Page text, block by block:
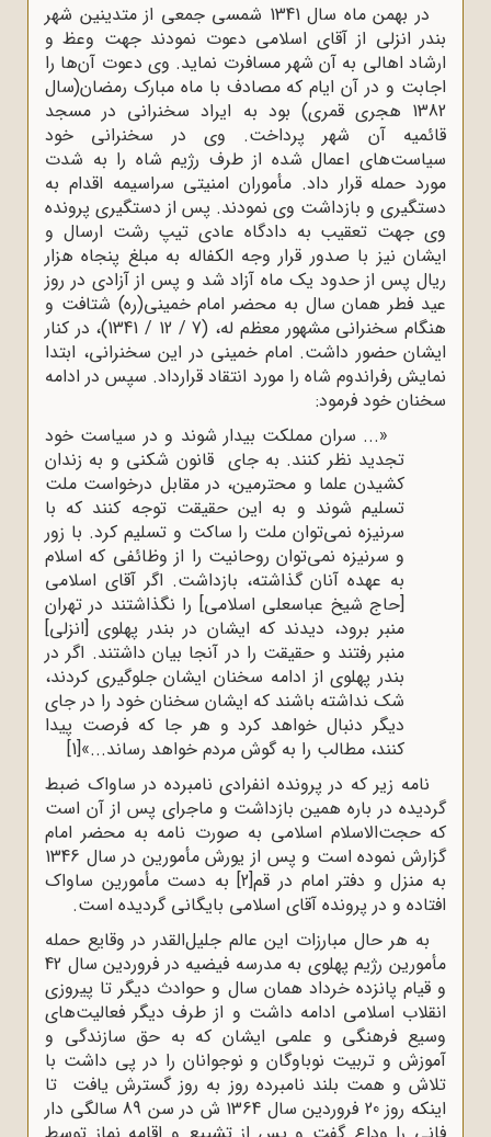
در بهمن‌ ماه سال 1341 شمسی جمعی از متدینین شهر
بندر انزلی از آقای اسلامی دعوت نمودند جهت وعظ و
ارشاد اهالی به آن شهر مسافرت نماید. وی دعوت آن‌ها را
اجابت و در آن ایام که مصادف با ماه مبارک رمضان(سال
1382 هجری قمری) بود به ایراد سخنرانی در مسجد
قائمیه آن شهر پرداخت. وی در سخنرانی خود
سیاست‌های اعمال‌ شده از طرف رژیم شاه را به ‌شدت
مورد حمله قرار داد. مأموران امنیتی سراسیمه اقدام به
دستگیری و بازداشت وی نمودند. پس از دستگیری پرونده
وی جهت تعقیب به دادگاه عادی تیپ رشت ارسال و
ایشان نیز با صدور قرار وجه الکفاله به مبلغ پنجاه ‌هزار
ریال پس از حدود یک ماه آزاد شد و پس از آزادی در روز
عید فطر همان سال به محضر امام خمینی(ره) شتافت و
هنگام سخنرانی مشهور معظم له، (7 / 12 / 1341)، در کنار
ایشان حضور داشت. امام خمینی در این سخنرانی، ابتدا
نمایش رفراندوم شاه را مورد انتقاد قرارداد. سپس در ادامه
سخنان خود فرمود:
«... سران مملکت بیدار شوند و در سیاست خود
تجدید نظر کنند. به جای قانون ‌شکنی و به زندان
کشیدن علما و محترمین، در مقابل درخواست ملت
تسلیم شوند و به این حقیقت توجه کنند که با
سرنیزه نمی‌توان ملت را ساکت و تسلیم کرد. با زور
و سرنیزه نمی‌توان روحانیت را از وظائفی که اسلام
به عهده آنان گذاشته، بازداشت. اگر آقای اسلامی
[حاج شیخ عباسعلی اسلامی] را نگذاشتند در تهران
منبر برود، دیدند که ایشان در بندر پهلوی [انزلی]
منبر رفتند و حقیقت را در آنجا بیان داشتند. اگر در
بندر پهلوی از ادامه سخنان ایشان جلوگیری کردند،
شک نداشته باشند که ایشان سخنان خود را در جای
دیگر دنبال خواهد کرد و هر جا که فرصت پیدا
کنند، مطالب را به گوش مردم خواهد رساند...»[1]
نامه زیر که در پرونده انفرادی نامبرده در ساواک ضبط
گردیده در باره همین بازداشت و ماجرای پس از آن است
که حجت‌الاسلام اسلامی به صورت نامه به محضر امام
گزارش نموده است و پس از یورش مأمورین در سال 1346
به منزل و دفتر امام در قم[2]به دست مأمورین ساواک
افتاده و در پرونده آقای اسلامی بایگانی گردیده است.
به هر حال مبارزات این عالم جلیل‌القدر در وقایع حمله
مأمورین رژیم پهلوی به مدرسه فیضیه در فروردین سال 42
و قیام پانزده خرداد همان سال و حوادث دیگر تا پیروزی
انقلاب اسلامی ادامه داشت و از طرف دیگر فعالیت‌های
وسیع فرهنگی و علمی ایشان که به حق سازندگی و
آموزش و تربیت نوباوگان و نوجوانان را در پی داشت با
تلاش و همت بلند نامبرده روز به روز گسترش یافت تا
اینکه روز 20 فروردین سال 1364 ش در سن 89 سالگی دار